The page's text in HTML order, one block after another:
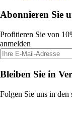
Abonnieren Sie
Profitieren Sie von
anmelden
Bleiben Sie in
Folgen Sie uns in den